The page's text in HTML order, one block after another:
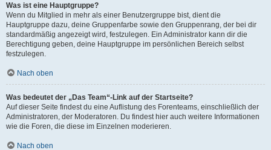
Was ist eine Hauptgruppe?
Wenn du Mitglied in mehr als einer Benutzergruppe bist, dient die
Hauptgruppe dazu, deine Gruppenfarbe sowie den Gruppenrang, der bei dir
standardmäßig angezeigt wird, festzulegen. Ein Administrator kann dir die
Berechtigung geben, deine Hauptgruppe im persönlichen Bereich selbst
festzulegen.
Nach oben
Was bedeutet der „Das Team“-Link auf der Startseite?
Auf dieser Seite findest du eine Auflistung des Forenteams, einschließlich der
Administratoren, der Moderatoren. Du findest hier auch weitere Informationen
wie die Foren, die diese im Einzelnen moderieren.
Nach oben